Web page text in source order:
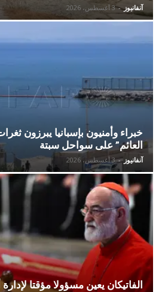
آنفانيوز - 3 أغسطس، 2026
خبراء وأمنيون بإسبانيا يبرزون
العائم” على سواحل سبتة
آنفانيوز - 3 أغسطس، 2026
الفاتيكان يعين مسؤولا مؤقتا